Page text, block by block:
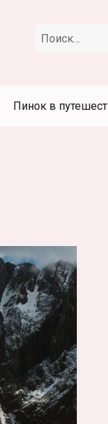
Искать:
Пинок в